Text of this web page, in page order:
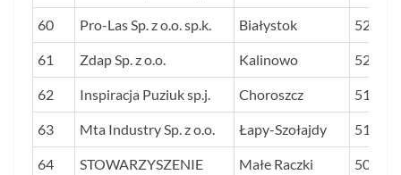
60 Pro-Las Sp. z o.o. sp.k. Białystok 52,0
61 Zdap Sp. z o.o. Kalinowo 52,0
62 Inspiracja Puziuk sp.j. Choroszcz 51,4
63 Mta Industry Sp. z o.o. Łapy-Szołajdy 51,1
64
STOWARZYSZENIE
Małe Raczki 50,8